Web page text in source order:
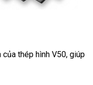
thép hình V50, giúp